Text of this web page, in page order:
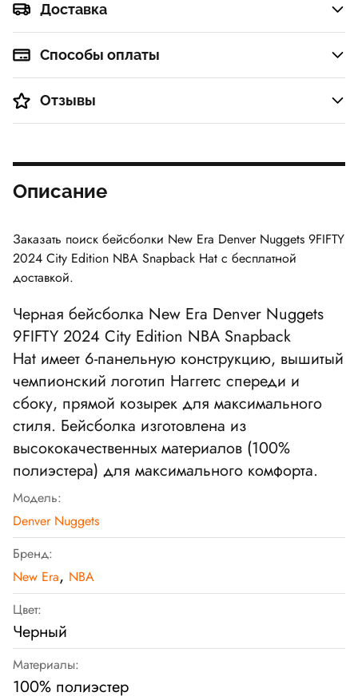
Доставка
Способы оплаты
Отзывы
Описание
Заказать поиск бейсболки New Era Denver Nuggets 9FIFTY
2024 City Edition NBA Snapback Hat с бесплатной
доставкой.
Черная бейсболка New Era Denver Nuggets
9FIFTY 2024 City Edition NBA Snapback
Hat имеет 6-панельную конструкцию, вышитый
чемпионский логотип Наггетс спереди и
сбоку, прямой козырек для максимального
стиля. Бейсболка изготовлена из
высококачественных материалов (100%
полиэстера) для максимального комфорта.
Модель:
Denver Nuggets
Бренд:
New Era, NBA
Цвет:
Черный
Материалы:
100% полиэстер